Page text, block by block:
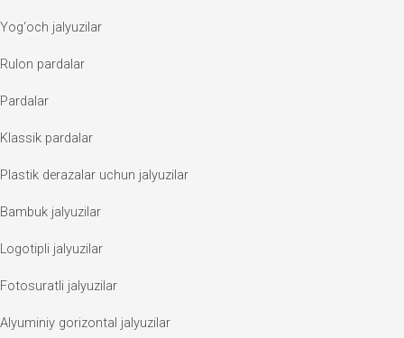
Yog‘och jalyuzilar
Rulon pardalar
Pardalar
Klassik pardalar
Plastik derazalar uchun jalyuzilar
Bambuk jalyuzilar
Logotipli jalyuzilar
Fotosuratli jalyuzilar
Alyuminiy gorizontal jalyuzilar